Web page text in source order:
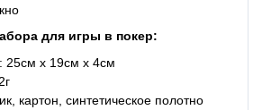
для игры в покер:
25см x 19см x 4см
картон, синтетическое полотно